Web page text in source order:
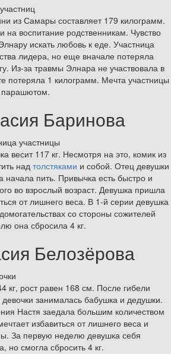
из Самары составляет 179 килограмм.
на воспитание родственникам. Чувство
искать любовь к еде. Участница
лидера, но еще вначале потеряла
Из-за травмы Элнара не участвовала в
потеряла 1 килограмм. Мечта участницы
парашютом.
Баринова
весит 117 кг. Несмотря на это, комик из
над толстяками и собой. Отец девушки
пить. Привычка есть быстро и
во взрослый возраст. Девушка пришла
от лишнего веса. В 1-й серии девушка
со стороны сожителей
она сбросила 4 кг.
Белозёрова
кг, рост равен 168 см. После гибели
занималась бабушка и дедушки.
Настя заедала большим количеством
избавиться от лишнего веса и
За первую неделю девушка себя
но смогла сбросить 4 кг.